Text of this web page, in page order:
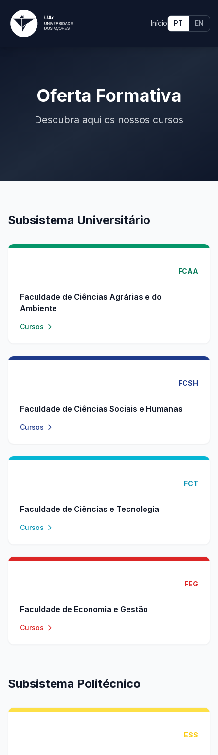
Início PT EN
Oferta Formativa
Descubra aqui os nossos cursos
Subsistema Universitário
FCAA
Faculdade de Ciências Agrárias e do
Ambiente
Cursos
FCSH
Faculdade de Ciências Sociais e Humanas
Cursos
FCT
Faculdade de Ciências e Tecnologia
Cursos
FEG
Faculdade de Economia e Gestão
Cursos
Subsistema Politécnico
ESS